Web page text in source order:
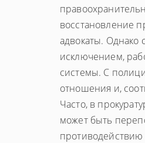
восстановление
адвокаты. Однако
исключением,
системы. С
отношения и,
Часто, в
может быть